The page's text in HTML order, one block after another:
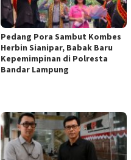
Pedang Pora Sambut Kombes
Herbin Sianipar, Babak Baru
Kepemimpinan di Polresta
Bandar Lampung